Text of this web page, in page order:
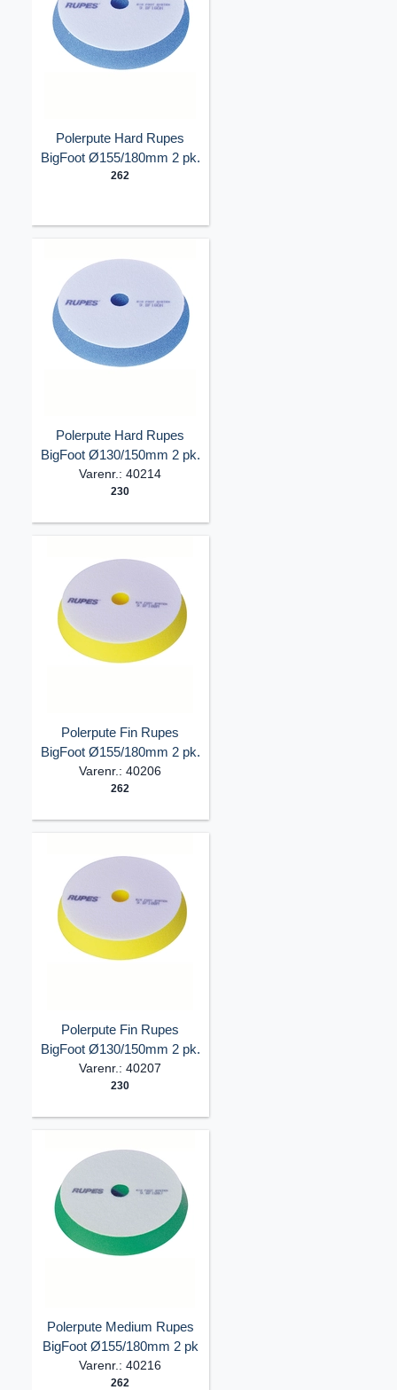
Polerpute Hard Rupes
BigFoot Ø155/180mm 2 pk.
262
Polerpute Hard Rupes
BigFoot Ø130/150mm 2 pk.
Varenr.: 40214
230
Polerpute Fin Rupes
BigFoot Ø155/180mm 2 pk.
Varenr.: 40206
262
Polerpute Fin Rupes
BigFoot Ø130/150mm 2 pk.
Varenr.: 40207
230
Polerpute Medium Rupes
BigFoot Ø155/180mm 2 pk
Varenr.: 40216
262